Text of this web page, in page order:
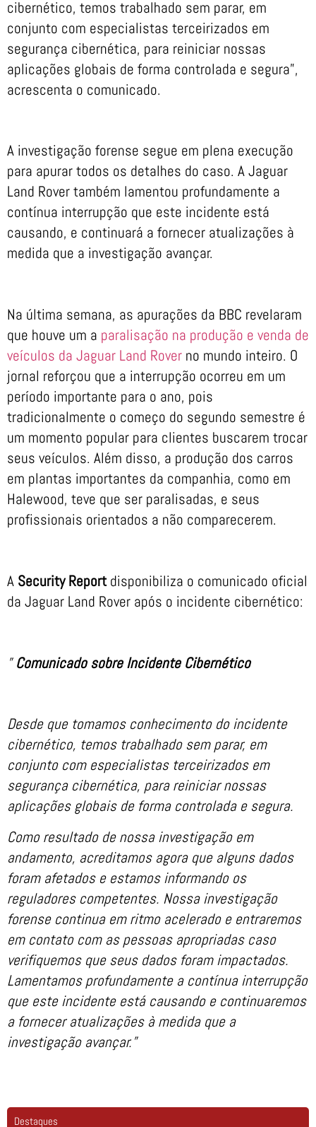
cibernético, temos trabalhado sem parar, em
conjunto com especialistas terceirizados em
segurança cibernética, para reiniciar nossas
aplicações globais de forma controlada e segura”,
acrescenta o comunicado.
A investigação forense segue em plena execução
para apurar todos os detalhes do caso. A Jaguar
Land Rover também lamentou profundamente a
contínua interrupção que este incidente está
causando, e continuará a fornecer atualizações à
medida que a investigação avançar.
Na última semana, as apurações da BBC revelaram
que houve um a paralisação na produção e venda de
veículos da Jaguar Land Rover no mundo inteiro. O
jornal reforçou que a interrupção ocorreu em um
período importante para o ano, pois
tradicionalmente o começo do segundo semestre é
um momento popular para clientes buscarem trocar
seus veículos. Além disso, a produção dos carros
em plantas importantes da companhia, como em
Halewood, teve que ser paralisadas, e seus
profissionais orientados a não comparecerem.
A Security Reportdisponibiliza o comunicado oficial
da Jaguar Land Rover após o incidente cibernético:
”Comunicado sobre Incidente Cibernético
Desde que tomamos conhecimento do incidente
cibernético, temos trabalhado sem parar, em
conjunto com especialistas terceirizados em
segurança cibernética, para reiniciar nossas
aplicações globais de forma controlada e segura.
Como resultado de nossa investigação em
andamento, acreditamos agora que alguns dados
foram afetados e estamos informando os
reguladores competentes. Nossa investigação
forense continua em ritmo acelerado e entraremos
em contato com as pessoas apropriadas caso
verifiquemos que seus dados foram impactados.
Lamentamos profundamente a contínua interrupção
que este incidente está causando e continuaremos
a fornecer atualizações à medida que a
investigação avançar.”
Destaques